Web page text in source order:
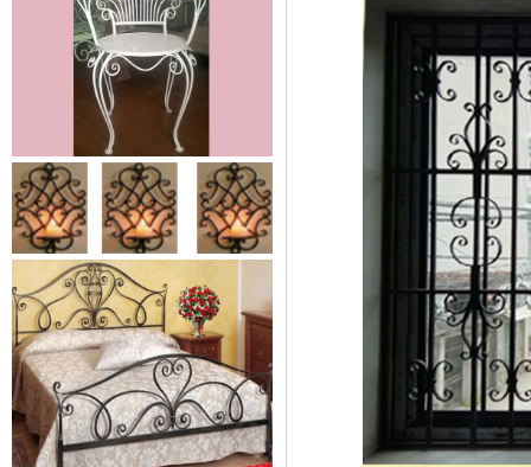
để trưng bày sản phẩm, studio
hoặc dùng...
Mẫu giường sắt 02
Mẫu giường sắt uốn lượn tinh tế,
thanh thoát đẹp mắt được rất
nhiều các chị...